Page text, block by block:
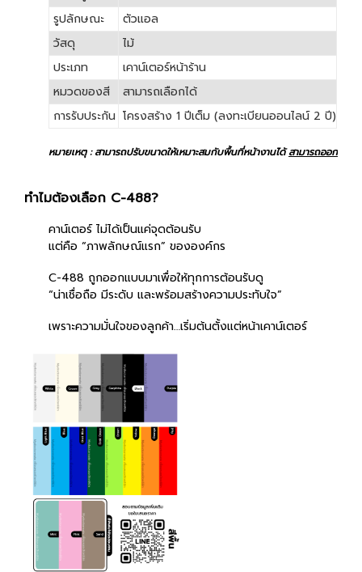
รูปลักษณะ
ตัวแอล
วัสดุ
ไม้
ประเภท
เคาน์เตอร์หน้าร้าน
หมวดของสี
สามารถเลือกได้
การรับประกัน โครงสร้าง 1 ปีเต็ม (ลงทะเบียนออนไลน์ 2 ปี)
หมายเหตุ : สามารถปรับขนาดให้เหมาะสมกับพื้นที่หน้างานได้สามารถออกใบก
ทำไมต้องเลือก C-488?
คาน์เตอร์ ไม่ได้เป็นแค่จุดต้อนรับ
แต่คือ “ภาพลักษณ์แรก” ขององค์กร
C-488 ถูกออกแบบมาเพื่อให้ทุกการต้อนรับดู
“น่าเชื่อถือ มีระดับ และพร้อมสร้างความประทับใจ”
เพราะความมั่นใจของลูกค้า…เริ่มต้นตั้งแต่หน้าเคาน์เตอร์